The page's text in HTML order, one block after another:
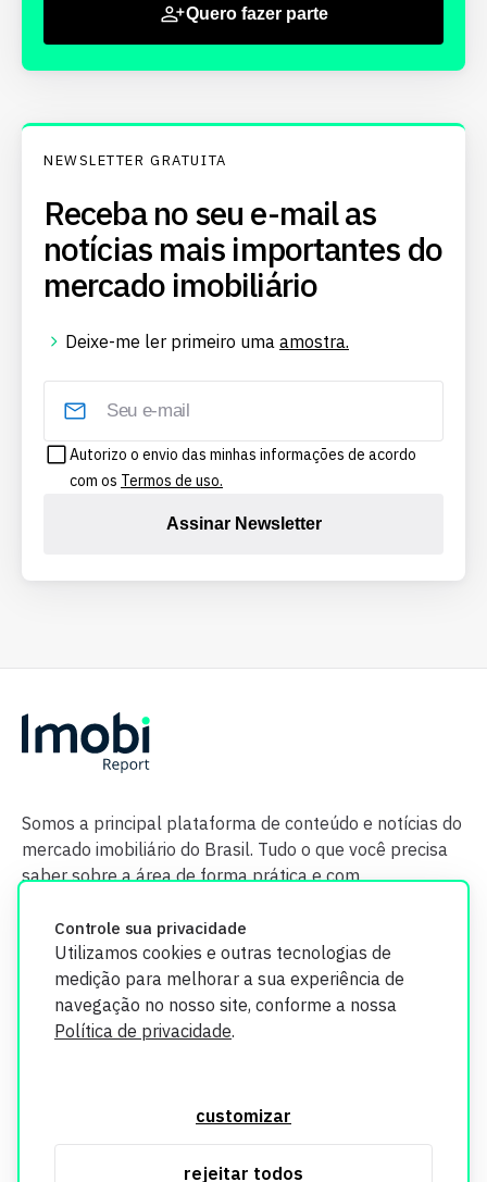
Controle sua privacidade
Utilizamos cookies e outras tecnologias de
medição para melhorar a sua experiência de
navegação no nosso site, conforme a nossa
Política de privacidade.
customizar
rejeitar todos
Quero fazer parte
NEWSLETTER GRATUITA
Receba no seu e-mail as
notícias mais importantes do
mercado imobiliário
Deixe-me ler primeiro uma amostra.
Autorizo o envio das minhas informações de acordo
com os Termos de uso.
Assinar Newsletter
Somos a principal plataforma de conteúdo e notícias do
mercado imobiliário do Brasil. Tudo o que você precisa
saber sobre a área de forma prática e com
segurança. Todos os dados coletados em nosso site são
utilizados exclusivamente para fins de aprimoramento de
informações, consulte nossa Política de Privacidade.